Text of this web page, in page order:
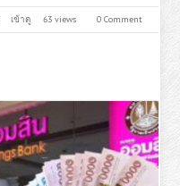
เข้าดู 63 views 0 Comment